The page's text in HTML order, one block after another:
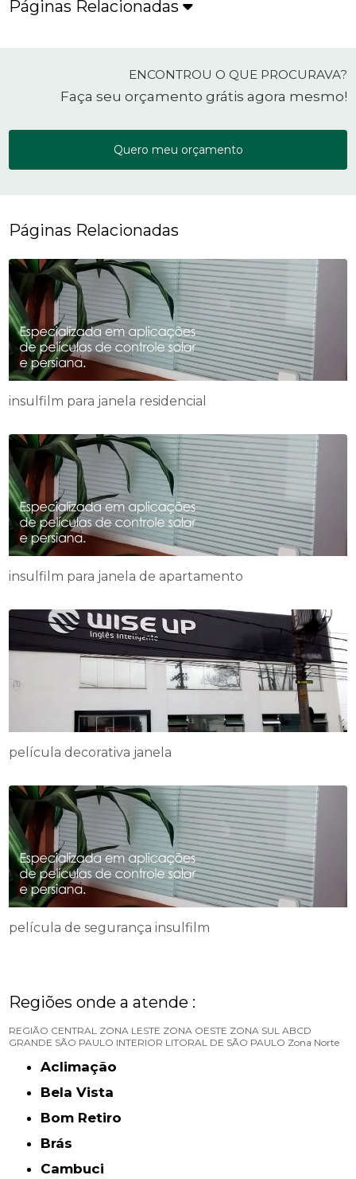
Páginas Relacionadas
ENCONTROU O QUE PROCURAVA?
Faça seu orçamento grátis agora mesmo!
Quero meu orçamento
Páginas Relacionadas
insulfilm para janela residencial
insulfilm para janela de apartamento
película decorativa janela
película de segurança insulfilm
Regiões onde a atende :
REGIÃO CENTRAL ZONA LESTE ZONA OESTE ZONA SUL ABCD
GRANDE SÃO PAULO INTERIOR LITORAL DE SÃO PAULO Zona Norte
Aclimação
Bela Vista
Bom Retiro
Brás
Cambuci